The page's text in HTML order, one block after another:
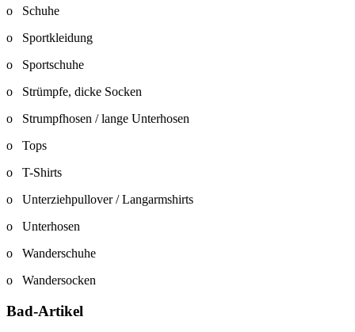
o Schuhe
o Sportkleidung
o Sportschuhe
o Strümpfe, dicke Socken
o Strumpfhosen / lange Unterhosen
o Tops
o T-Shirts
o Unterziehpullover / Langarmshirts
o Unterhosen
o Wanderschuhe
o Wandersocken
Bad-Artikel